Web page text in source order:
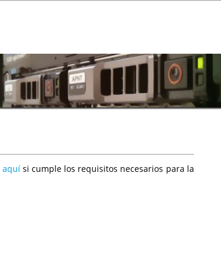
aquísi cumple los requisitos necesarios para la